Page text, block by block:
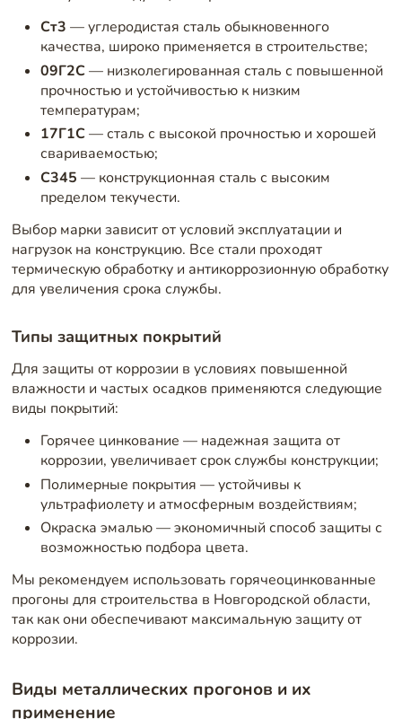
Ст3 — углеродистая сталь обыкновенного
качества, широко применяется в строительстве;
09Г2С— низколегированная сталь с повышенной
прочностью и устойчивостью к низким
температурам;
17Г1С— сталь с высокой прочностью и хорошей
свариваемостью;
С345 — конструкционная сталь с высоким
пределом текучести.
Выбор марки зависит от условий эксплуатации и
нагрузок на конструкцию. Все стали проходят
термическую обработку и антикоррозионную обработку
для увеличения срока службы.
Типы защитных покрытий
Для защиты от коррозии в условиях повышенной
влажности и частых осадков применяются следующие
виды покрытий:
Горячее цинкование — надежная защита от
коррозии, увеличивает срок службы конструкции;
Полимерные покрытия — устойчивы к
ультрафиолету и атмосферным воздействиям;
Окраска эмалью — экономичный способ защиты с
возможностью подбора цвета.
Мы рекомендуем использовать горячеоцинкованные
прогоны для строительства в Новгородской области,
так как они обеспечивают максимальную защиту от
коррозии.
Виды металлических прогонов и их
применение